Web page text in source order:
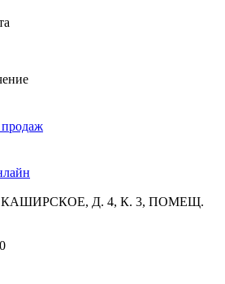
КАШИРСКОЕ, Д. 4, К. 3, ПОМЕЩ.